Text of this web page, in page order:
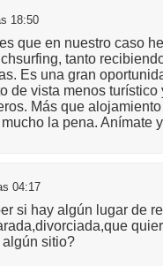
18:50
que en nuestro caso
tanto
Es una gran
de vista menos
Más que
la pena. Anímate
04:17
si hay algún lugar de
sitio?